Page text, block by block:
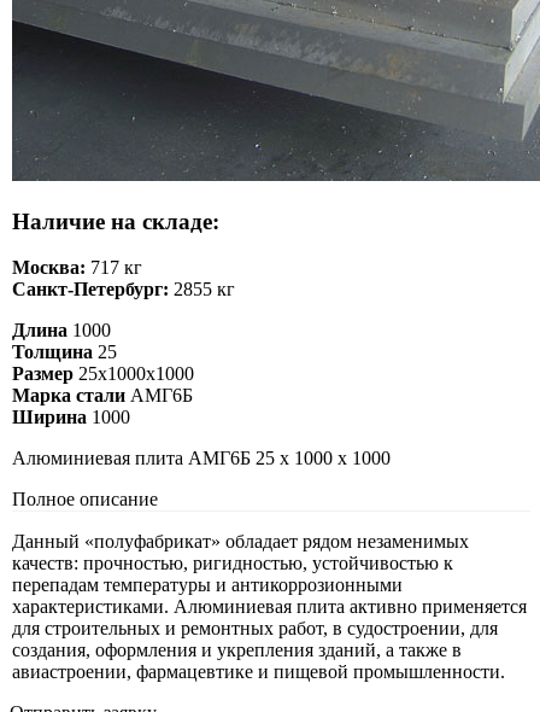
Наличие на складе:
Москва: 717 кг
Санкт-Петербург: 2855 кг
Длина 1000
Толщина 25
Размер 25х1000х1000
Марка стали АМГ6Б
Ширина 1000
Алюминиевая плита АМГ6Б 25 х 1000 х 1000
Полное описание
Данный «полуфабрикат» обладает рядом незаменимых
качеств: прочностью, ригидностью, устойчивостью к
перепадам температуры и антикоррозионными
характеристиками. Алюминиевая плита активно применяется
для строительных и ремонтных работ, в судостроении, для
создания, оформления и укрепления зданий, а также в
авиастроении, фармацевтике и пищевой промышленности.